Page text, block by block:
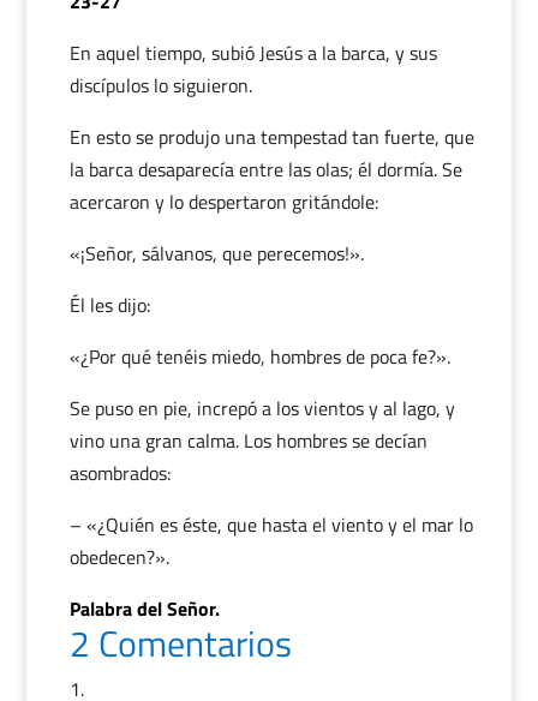
En aquel tiempo, subió Jesús a la barca, y sus
discípulos lo siguieron.
En esto se produjo una tempestad tan fuerte, que
la barca desaparecía entre las olas; él dormía. Se
acercaron y lo despertaron gritándole:
«¡Señor, sálvanos, que perecemos!».
Él les dijo:
«¿Por qué tenéis miedo, hombres de poca fe?».
Se puso en pie, increpó a los vientos y al lago, y
vino una gran calma. Los hombres se decían
asombrados:
– «¿Quién es éste, que hasta el viento y el mar lo
obedecen?».
Palabra del Señor.
2 Comentarios